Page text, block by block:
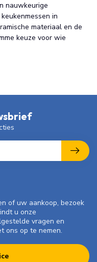
nauwkeurige
in
materiaal en de
keuze voor wie
of uw aankoop, bezoek
u onze
vragen en
ons op te nemen.